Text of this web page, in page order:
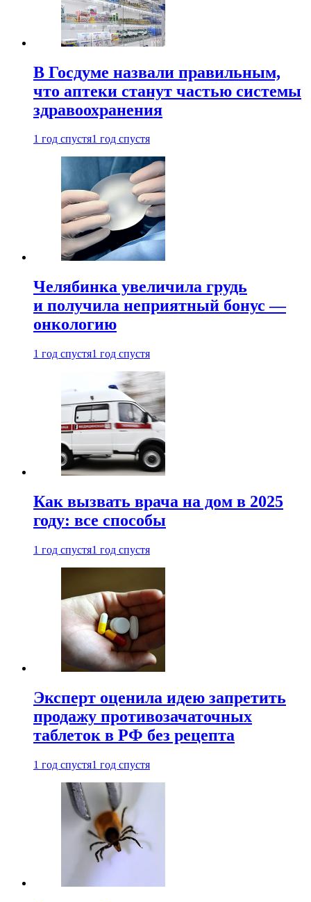
В Госдуме назвали правильным,
что аптеки станут частью системы
здравоохранения
1 год спустя1 год спустя
Челябинка увеличила грудь
и получила неприятный бонус —
онкологию
1 год спустя1 год спустя
Как вызвать врача на дом в 2025
году: все способы
1 год спустя1 год спустя
Эксперт оценила идею запретить
продажу противозачаточных
таблеток в РФ без рецепта
1 год спустя1 год спустя